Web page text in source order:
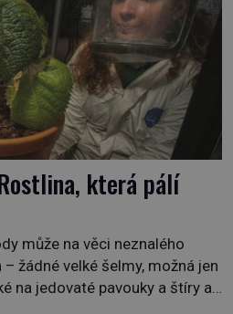
která pálí
může na věci neznalého
žádné velké šelmy, možná jen
na jedovaté pavouky a štíry a